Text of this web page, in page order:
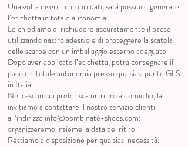
Una volta inseriti i propri dati, sarà possibile generare
l’etichetta in totale autonomia.
Le chiediamo di richiudere accuratamente il pacco
utilizzando nastro adesivo e di proteggere la scatola
delle scarpe con un imballaggio esterno adeguato.
Dopo aver applicato l’etichetta, potrà consegnare il
pacco in totale autonomia presso qualsiasi punto GLS
in Italia.
Nel caso in cui preferisca un ritiro a domicilio, la
invitiamo a contattare il nostro servizio clienti
all’indirizzo info@bombinate-shoes.com:
organizzeremo insieme la data del ritiro.
Restiamo a disposizione per qualsiasi necessità.